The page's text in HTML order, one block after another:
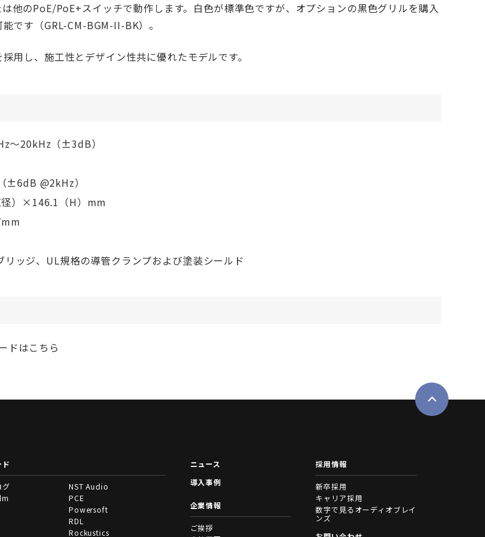
他のPoE/PoE+スイッチで動作します。白色が標準色ですが、オプションの黒色グリルを購入
です（GRL-CM-BGM-II-BK）。
用し、施工性とデザイン性共に優れたモデルです。
〜20kHz（±3dB）
±6dB @2kHz）
）×146.1（H）mm
リッジ、UL規格の導管クランプおよび塗装シールド
ドはこちら
グ
NST Audio
PCE
Powersoft
RDL
Rockustics
ニュース
導入事例
企業情報
ご挨拶
採用情報
新卒採用
キャリア採用
数字で見るオーディオブレイ
ンズ